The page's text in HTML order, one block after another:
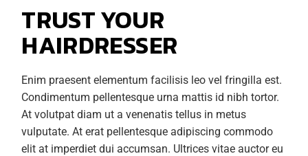
TRUST YOUR
HAIRDRESSER
Enim praesent elementum facilisis leo vel fringilla est.
Condimentum pellentesque urna mattis id nibh tortor.
At volutpat diam ut a venenatis tellus in metus
vulputate. At erat pellentesque adipiscing commodo
elit at imperdiet dui accumsan. Ultrices vitae auctor eu